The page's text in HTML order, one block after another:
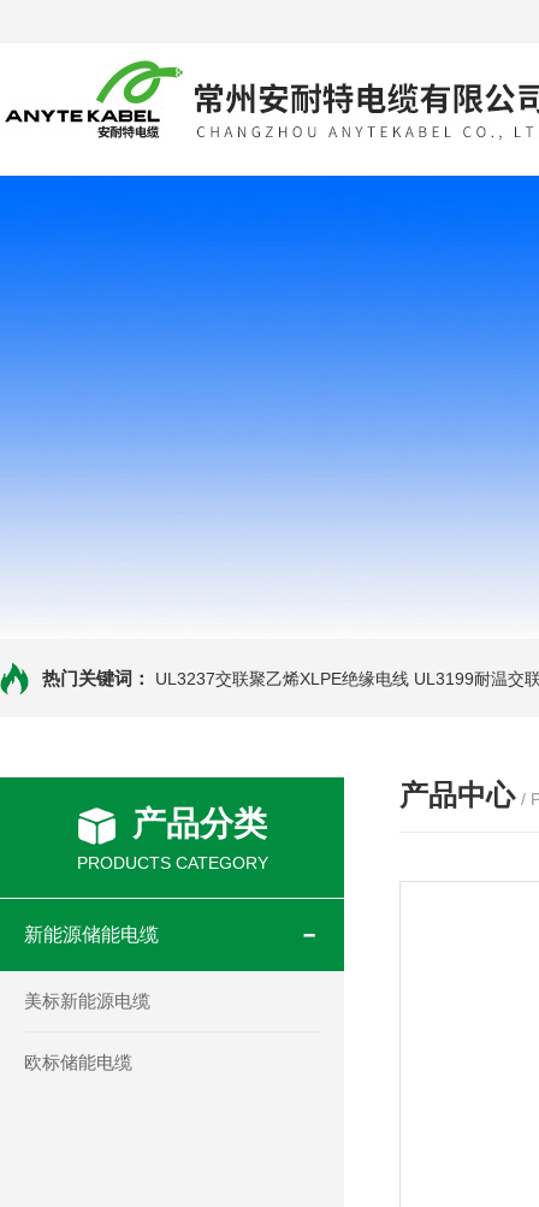
热门关键词： UL3237交联聚乙烯XLPE绝缘电线 UL3199耐温交
产品分类
PRODUCTS CATEGORY
新能源储能电缆
美标新能源电缆
欧标储能电缆
产品中心 /